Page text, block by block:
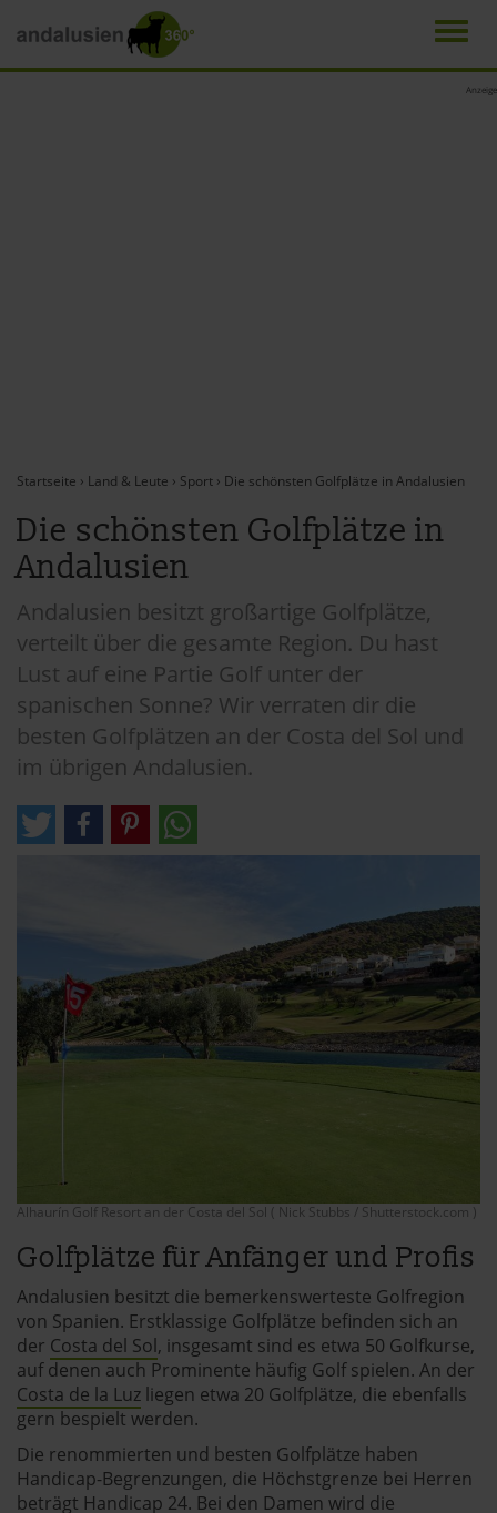
Anzeige
Startseite › Land & Leute › Sport › Die schönsten Golfplätze in Andalusien
Die schönsten Golfplätze in
Andalusien
Andalusien besitzt großartige Golfplätze,
verteilt über die gesamte Region. Du hast
Lust auf eine Partie Golf unter der
spanischen Sonne? Wir verraten dir die
besten Golfplätzen an der Costa del Sol und
im übrigen Andalusien.
Alhaurín Golf Resort an der Costa del Sol ( Nick Stubbs / Shutterstock.com )
Golfplätze für Anfänger und Profis
Andalusien besitzt die bemerkenswerteste Golfregion
von Spanien. Erstklassige Golfplätze befinden sich an
der Costa del Sol, insgesamt sind es etwa 50 Golfkurse,
auf denen auch Prominente häufig Golf spielen. An der
Costa de la Luz liegen etwa 20 Golfplätze, die ebenfalls
gern bespielt werden.
Die renommierten und besten Golfplätze haben
Handicap-Begrenzungen, die Höchstgrenze bei Herren
beträgt Handicap 24. Bei den Damen wird die